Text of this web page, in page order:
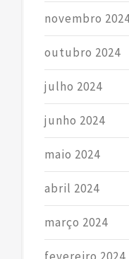
novembro
outubro 2024
julho 2024
junho 2024
maio 2024
abril 2024
março 2024